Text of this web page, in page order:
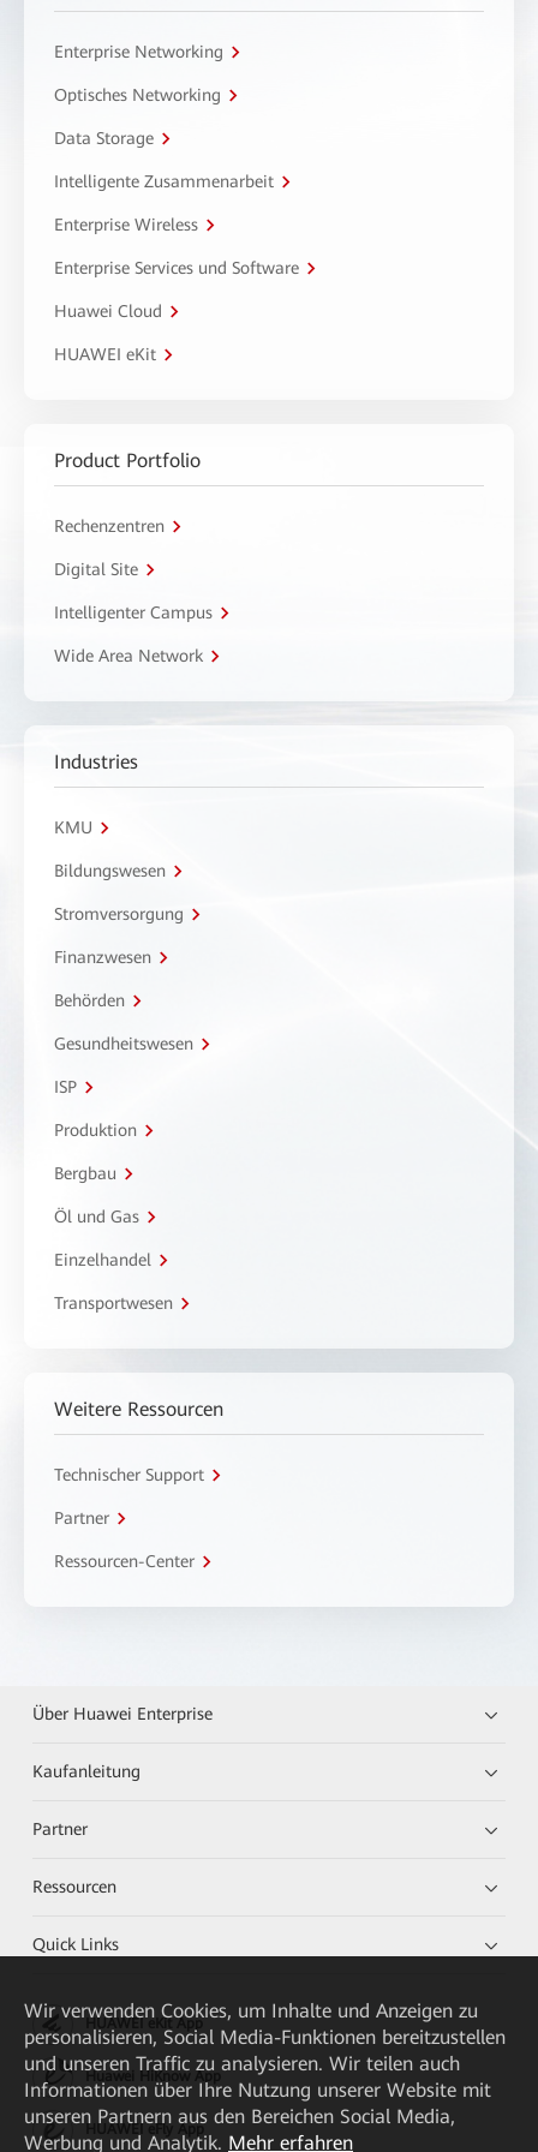
Enterprise Networking
Optisches Networking
Data Storage
Intelligente Zusammenarbeit
Enterprise Wireless
Enterprise Services und Software
Huawei Cloud
HUAWEI eKit
Product Portfolio
Rechenzentren
Digital Site
Intelligenter Campus
Wide Area Network
Industries
KMU
Bildungswesen
Stromversorgung
Finanzwesen
Behörden
Gesundheitswesen
ISP
Produktion
Bergbau
Öl und Gas
Einzelhandel
Transportwesen
Weitere Ressourcen
Technischer Support
Partner
Ressourcen-Center
Über Huawei Enterprise
Kaufanleitung
Partner
Ressourcen
Quick Links
HUAWEI eKit App
Huawei HiKnow App
HUAWEI eFly App
Wir verwenden Cookies, um Inhalte und Anzeigen zu
personalisieren, Social Media-Funktionen bereitzustellen
und unseren Traffic zu analysieren. Wir teilen auch
Informationen über Ihre Nutzung unserer Website mit
unseren Partnern aus den Bereichen Social Media,
Werbung und Analytik. Mehr erfahren